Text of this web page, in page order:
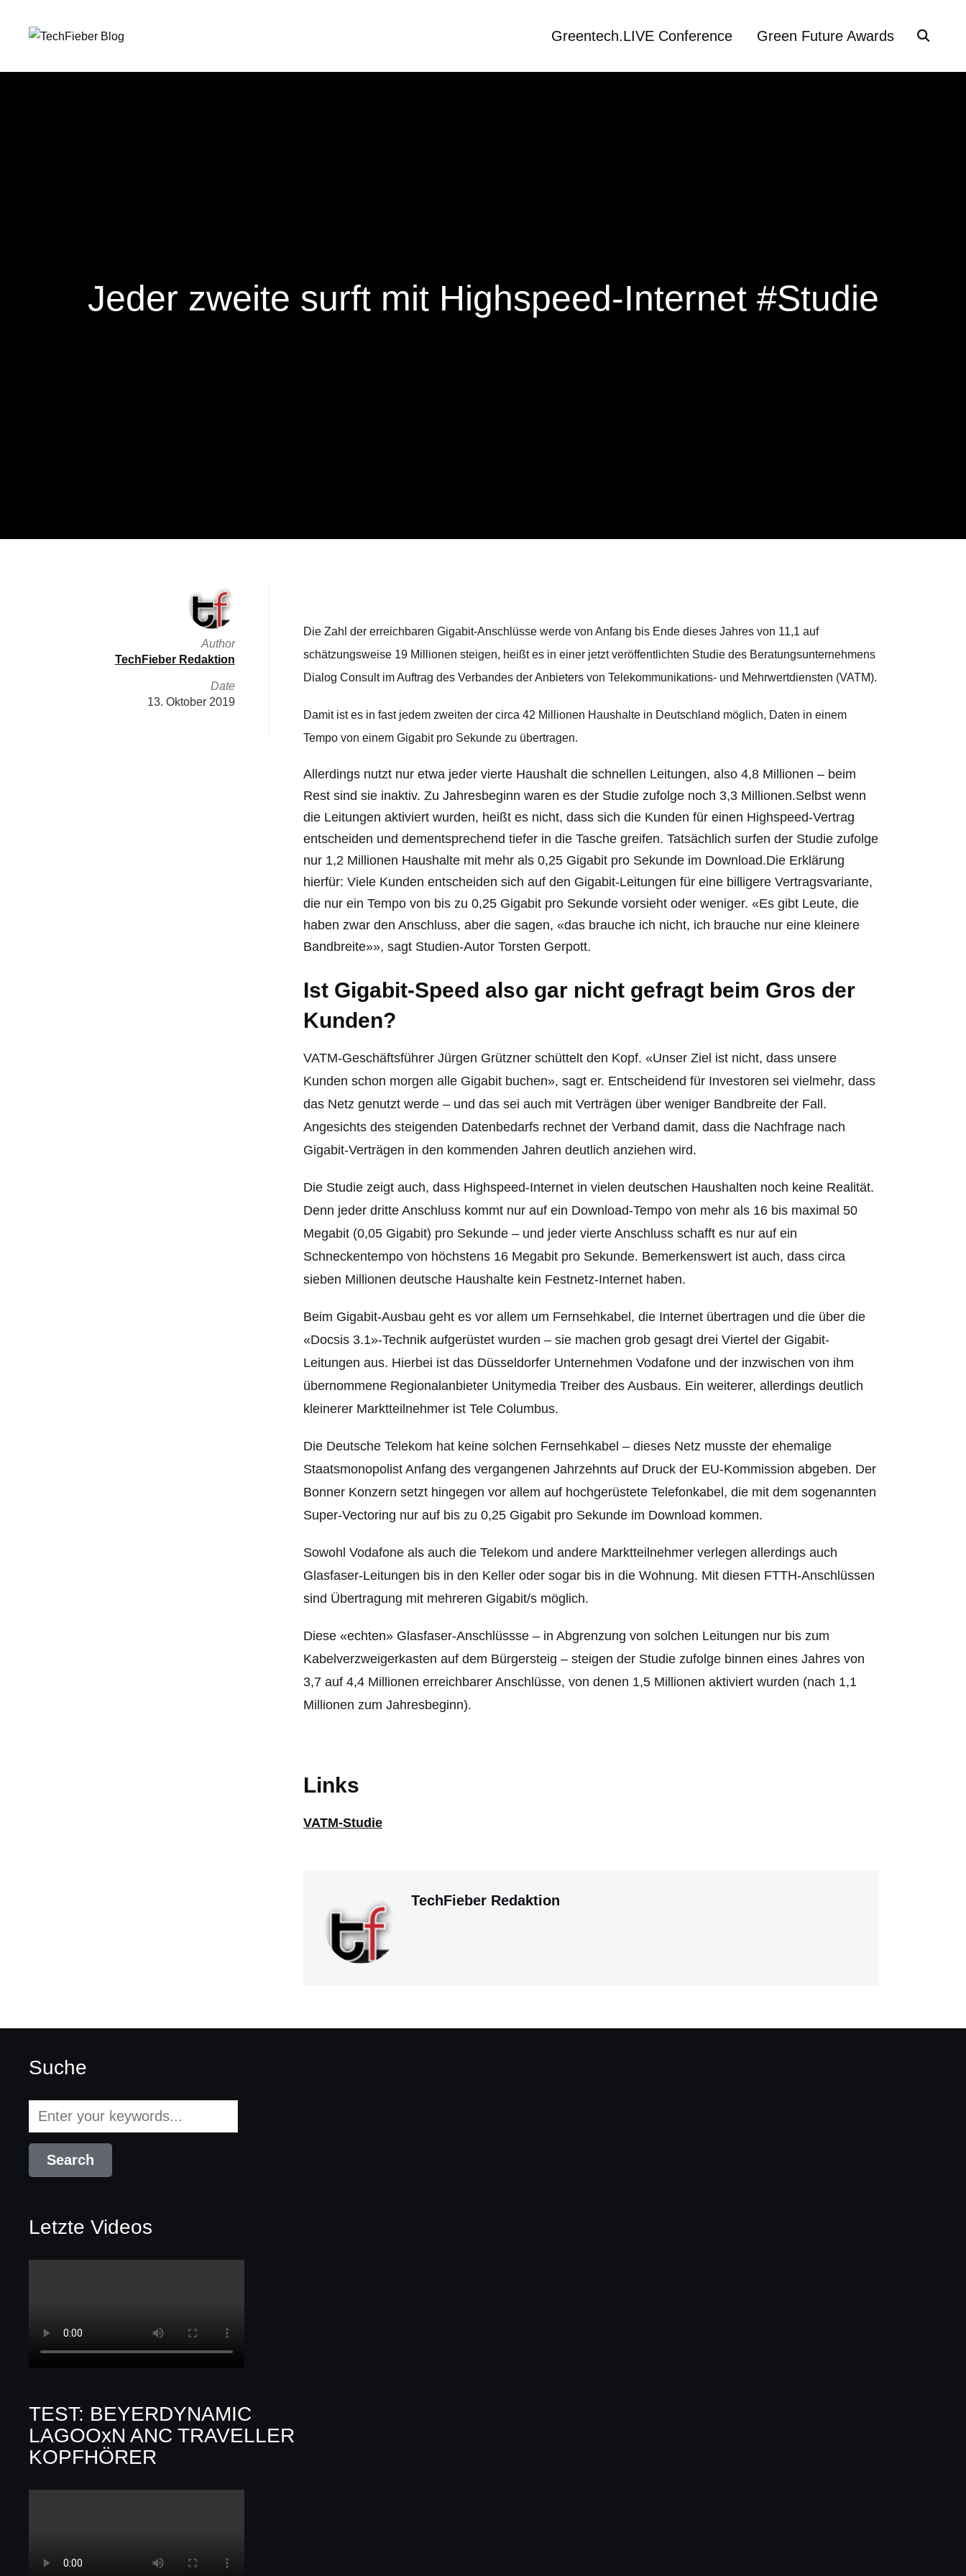
Greentech.LIVE Conference Green Future Awards
Jeder zweite surft mit Highspeed-Internet #Studie
Die Zahl der erreichbaren Gigabit-Anschlüsse werde von Anfang bis Ende dieses Jahres von 11,1 auf
schätzungsweise 19 Millionen steigen, heißt es in einer jetzt veröffentlichten Studie des Beratungsunternehmens
Dialog Consult im Auftrag des Verbandes der Anbieters von Telekommunikations- und Mehrwertdiensten (VATM).
Damit ist es in fast jedem zweiten der circa 42 Millionen Haushalte in Deutschland möglich, Daten in einem
Tempo von einem Gigabit pro Sekunde zu übertragen.
Allerdings nutzt nur etwa jeder vierte Haushalt die schnellen Leitungen, also 4,8 Millionen – beim
Rest sind sie inaktiv. Zu Jahresbeginn waren es der Studie zufolge noch 3,3 Millionen.Selbst wenn
die Leitungen aktiviert wurden, heißt es nicht, dass sich die Kunden für einen Highspeed-Vertrag
entscheiden und dementsprechend tiefer in die Tasche greifen. Tatsächlich surfen der Studie zufolge
nur 1,2 Millionen Haushalte mit mehr als 0,25 Gigabit pro Sekunde im Download.Die Erklärung
hierfür: Viele Kunden entscheiden sich auf den Gigabit-Leitungen für eine billigere Vertragsvariante,
die nur ein Tempo von bis zu 0,25 Gigabit pro Sekunde vorsieht oder weniger. «Es gibt Leute, die
haben zwar den Anschluss, aber die sagen, «das brauche ich nicht, ich brauche nur eine kleinere
Bandbreite»», sagt Studien-Autor Torsten Gerpott.
Ist Gigabit-Speed also gar nicht gefragt beim Gros der
Kunden?
VATM-Geschäftsführer Jürgen Grützner schüttelt den Kopf. «Unser Ziel ist nicht, dass unsere
Kunden schon morgen alle Gigabit buchen», sagt er. Entscheidend für Investoren sei vielmehr, dass
das Netz genutzt werde – und das sei auch mit Verträgen über weniger Bandbreite der Fall.
Angesichts des steigenden Datenbedarfs rechnet der Verband damit, dass die Nachfrage nach
Gigabit-Verträgen in den kommenden Jahren deutlich anziehen wird.
Die Studie zeigt auch, dass Highspeed-Internet in vielen deutschen Haushalten noch keine Realität.
Denn jeder dritte Anschluss kommt nur auf ein Download-Tempo von mehr als 16 bis maximal 50
Megabit (0,05 Gigabit) pro Sekunde – und jeder vierte Anschluss schafft es nur auf ein
Schneckentempo von höchstens 16 Megabit pro Sekunde. Bemerkenswert ist auch, dass circa
sieben Millionen deutsche Haushalte kein Festnetz-Internet haben.
Beim Gigabit-Ausbau geht es vor allem um Fernsehkabel, die Internet übertragen und die über die
«Docsis 3.1»-Technik aufgerüstet wurden – sie machen grob gesagt drei Viertel der Gigabit-
Leitungen aus. Hierbei ist das Düsseldorfer Unternehmen Vodafone und der inzwischen von ihm
übernommene Regionalanbieter Unitymedia Treiber des Ausbaus. Ein weiterer, allerdings deutlich
kleinerer Marktteilnehmer ist Tele Columbus.
Die Deutsche Telekom hat keine solchen Fernsehkabel – dieses Netz musste der ehemalige
Staatsmonopolist Anfang des vergangenen Jahrzehnts auf Druck der EU-Kommission abgeben. Der
Bonner Konzern setzt hingegen vor allem auf hochgerüstete Telefonkabel, die mit dem sogenannten
Super-Vectoring nur auf bis zu 0,25 Gigabit pro Sekunde im Download kommen.
Sowohl Vodafone als auch die Telekom und andere Marktteilnehmer verlegen allerdings auch
Glasfaser-Leitungen bis in den Keller oder sogar bis in die Wohnung. Mit diesen FTTH-Anschlüssen
sind Übertragung mit mehreren Gigabit/s möglich.
Diese «echten» Glasfaser-Anschlüssse – in Abgrenzung von solchen Leitungen nur bis zum
Kabelverzweigerkasten auf dem Bürgersteig – steigen der Studie zufolge binnen eines Jahres von
3,7 auf 4,4 Millionen erreichbarer Anschlüsse, von denen 1,5 Millionen aktiviert wurden (nach 1,1
Millionen zum Jahresbeginn).
Links
VATM-Studie
TechFieber Redaktion
Author
TechFieber Redaktion
Date
13. Oktober 2019
Suche
Letzte Videos
TEST: BEYERDYNAMIC
LAGOOxN ANC TRAVELLER
KOPFHÖRER